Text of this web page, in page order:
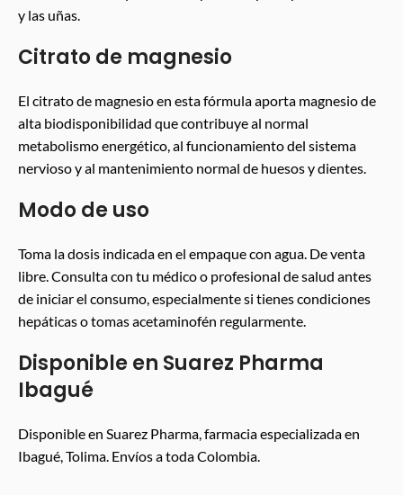
y las uñas.
Citrato de magnesio
El citrato de magnesio en esta fórmula aporta magnesio de
alta biodisponibilidad que contribuye al normal
metabolismo energético, al funcionamiento del sistema
nervioso y al mantenimiento normal de huesos y dientes.
Modo de uso
Toma la dosis indicada en el empaque con agua. De venta
libre. Consulta con tu médico o profesional de salud antes
de iniciar el consumo, especialmente si tienes condiciones
hepáticas o tomas acetaminofén regularmente.
Disponible en Suarez Pharma
Ibagué
Disponible en Suarez Pharma, farmacia especializada en
Ibagué, Tolima. Envíos a toda Colombia.